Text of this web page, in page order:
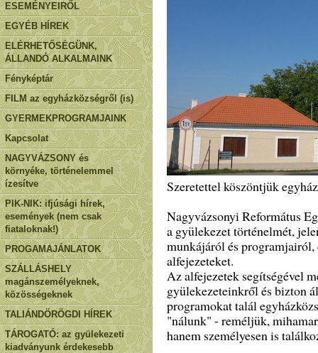
ESEMÉNYEIRŐL
EGYÉB HÍREK
ELÉRHETŐSÉGÜNK,
ÁLLANDÓ ALKALMAINK
Fényképtár
FILM az egyházközségről (is)
GYERMEKPROGRAMJAINK
Kapcsolat
NAGYVÁZSONY és
környéke, történelemmel
ízesítve
PIK-NIK: ifjúsági hírek,
események (nem csak
fiataloknak!)
PROGAMAJÁNLATOK
SZÁLLÁSHELY
magánszemélyeknek,
közösségeknek
TALIÁNDÖRÖGDI HÍREK
TÁROGATÓ: az gyülekezeti
kiadványunk érdekesebb
Szeretettel köszöntjük
Nagyvázsonyi Református
a gyülekezet történelmét,
munkájáról és
alfejezeteket.
Az alfejezetek segítségével
gyülekezeteinkről és bizton
programokat talál
"nálunk" - reméljük,
hanem személyesen is